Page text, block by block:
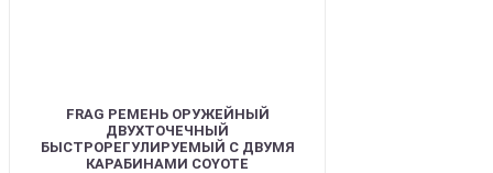
FRAG РЕМЕНЬ ОРУЖЕЙНЫЙ
ДВУХТОЧЕЧНЫЙ
БЫСТРОРЕГУЛИРУЕМЫЙ С ДВУМЯ
КАРАБИНАМИ COYOTE